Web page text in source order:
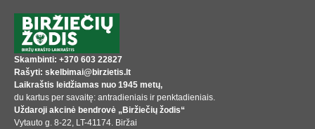
Skambinti: +370 603 22827
Rašyti: skelbimai@birzietis.lt
Laikraštis leidžiamas nuo 1945 metų,
du kartus per savaitę: antradieniais ir penktadieniais.
Uždaroji akcinė bendrovė „Biržiečių žodis“
Vytauto g. 8-22, LT-41174. Biržai